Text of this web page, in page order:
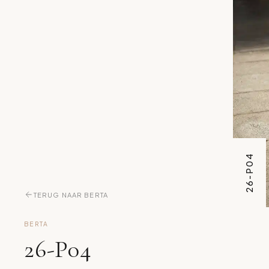
TERUG NAAR BERTA
BERTA
26-P04
26-P04